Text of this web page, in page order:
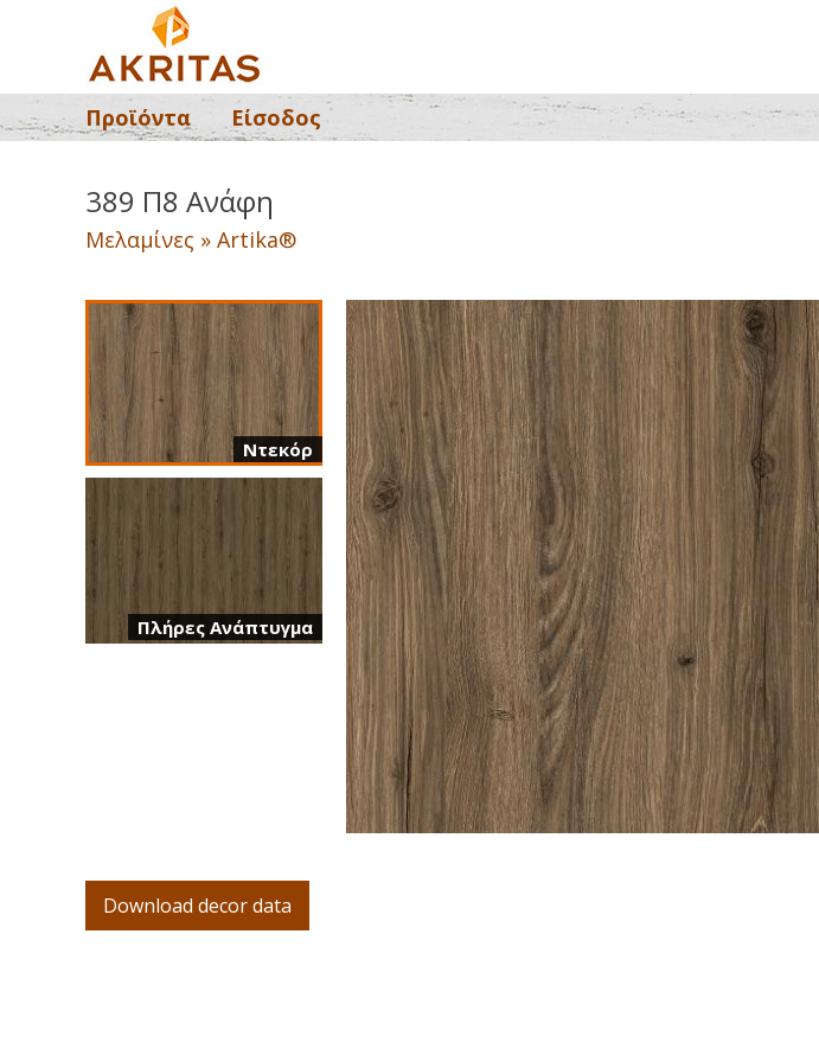
Προϊόντα Είσοδος
389 Π8 Ανάφη
Μελαμίνες » Artika®
Ντεκόρ
Πλήρες Ανάπτυγμα
Download decor data